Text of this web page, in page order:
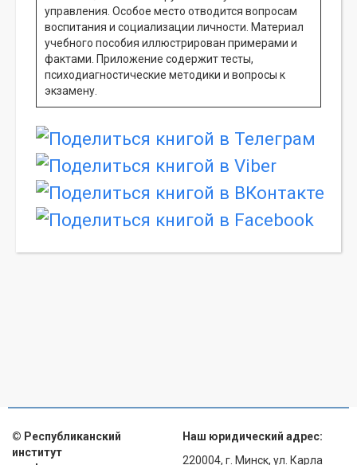
управления. Особое место отводится вопросам
воспитания и социализации личности. Материал
учебного пособия иллюстрирован примерами и
фактами. Приложение содержит тесты,
психодиагностические методики и вопросы к
экзамену.
© Республиканский
институт
Наш юридический адрес:
220004, г. Минск, ул. Карла